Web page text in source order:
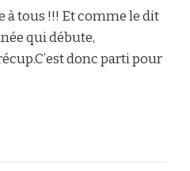
à tous !!! Et comme le dit
qui débute,
donc parti pour